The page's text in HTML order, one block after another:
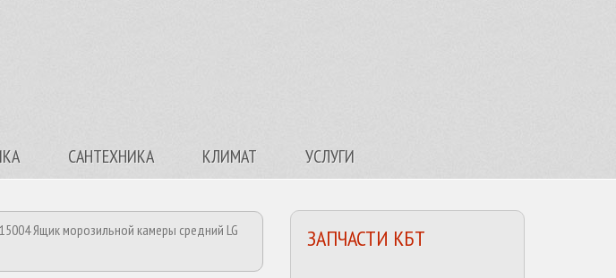
САНТЕХНИКА КЛИМАТ УСЛУГИ
Ящик морозильной камеры средний LG
ЗАПЧАСТИ КБТ